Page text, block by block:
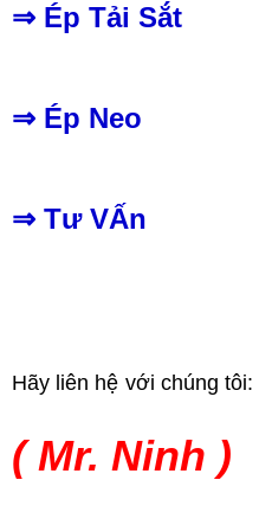
⇒ Ép Tải Sắt
⇒ Ép Neo
⇒ Tư VẤn
Hãy liên hệ với chúng tôi:
( Mr. Ninh )